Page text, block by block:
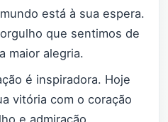
está à sua espera.
que sentimos de
maior alegria.
é inspiradora. Hoje
vitória com o coração